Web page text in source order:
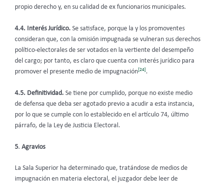
propio derecho y, en su calidad de ex funcionarios municipales.
4.4. Interés Jurídico. Se satisface, porque la y los promoventes
consideran que, con la omisión impugnada se vulneran sus derechos
político-electorales de ser votados en la vertiente del desempeño
del cargo; por tanto, es claro que cuenta con interés jurídico para
promover el presente medio de impugnación[24].
4.5. Definitividad. Se tiene por cumplido, porque no existe medio
de defensa que deba ser agotado previo a acudir a esta instancia,
por lo que se cumple con lo establecido en el artículo 74, último
párrafo, de la Ley de Justicia Electoral.
5. Agravios
La Sala Superior ha determinado que, tratándose de medios de
impugnación en materia electoral, el juzgador debe leer de